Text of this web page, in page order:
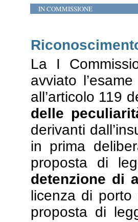
IN COMMISSIONE
La I
avviato
all’articolo 119
delle
derivanti
in prima
proposta di
detenzione di
licenza di porto
proposta di